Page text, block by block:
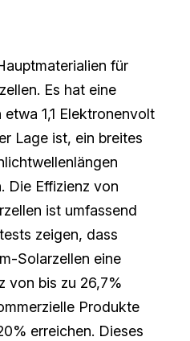
für
Es hat eine
1,1 Elektronenvolt
Lage ist, ein breites
Die Effizienz von
ist umfassend
zeigen, dass
Solarzellen eine
von bis zu 26,7%
Produkte
erreichen. Dieses